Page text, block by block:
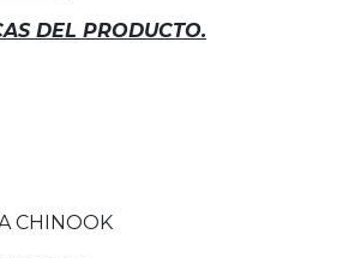
DEL PRODUCTO.
CHINOOK